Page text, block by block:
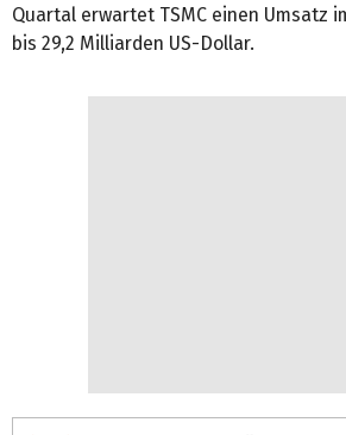
Quartal erwartet TSMC einen Umsatz
bis 29,2 Milliarden US-Dollar.